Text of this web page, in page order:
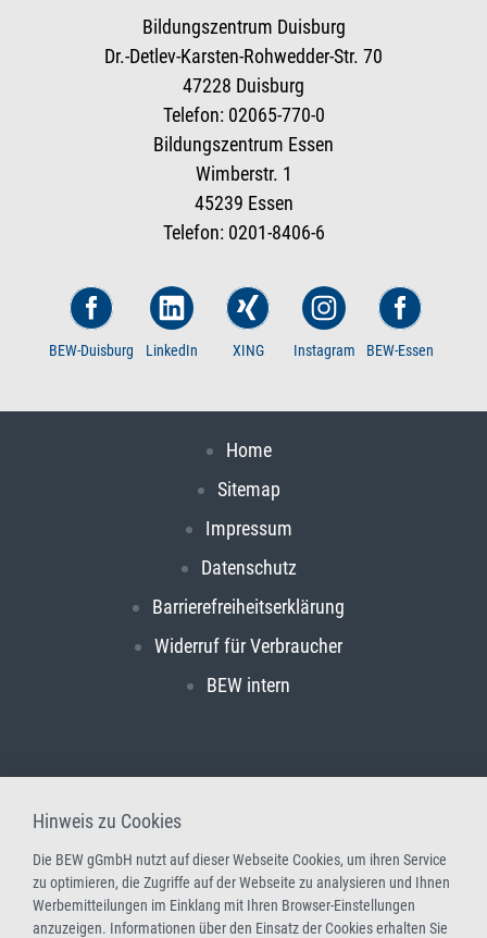
Bildungszentrum Duisburg
Dr.-Detlev-Karsten-Rohwedder-Str. 70
47228 Duisburg
Telefon: 02065-770-0
Bildungszentrum Essen
Wimberstr. 1
45239 Essen
Telefon: 0201-8406-6
BEW-Duisburg LinkedIn XING Instagram BEW-Essen
Home
Sitemap
Impressum
Datenschutz
Barrierefreiheitserklärung
Widerruf für Verbraucher
BEW intern
Hinweis zu Cookies
Die BEW gGmbH nutzt auf dieser Webseite Cookies, um ihren Service
zu optimieren, die Zugriffe auf der Webseite zu analysieren und Ihnen
Werbemitteilungen im Einklang mit Ihren Browser-Einstellungen
anzuzeigen. Informationen über den Einsatz der Cookies erhalten Sie